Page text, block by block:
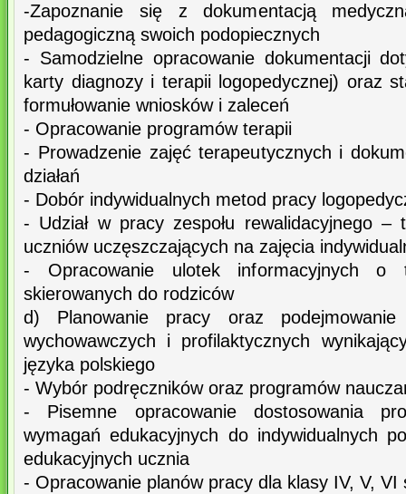
-Zapoznanie się z dokumentacją
pedagogiczną swoich podopiecznych
- Samodzielne opracowanie dokumentacji
karty diagnozy i terapii logopedycznej) oraz
formułowanie wniosków i zaleceń
- Opracowanie programów terapii
- Prowadzenie zajęć terapeutycznych i
działań
- Dobór indywidualnych metod pracy
- Udział w pracy zespołu rewalidacyjnego –
uczniów uczęszczających na zajęcia
- Opracowanie ulotek informacyjnych o
skierowanych do rodziców
d) Planowanie pracy oraz podejmowanie
wychowawczych i profilaktycznych
języka polskiego
- Wybór podręczników oraz programów
- Pisemne opracowanie dostosowania
wymagań edukacyjnych do indywidualnych
edukacyjnych ucznia
- Opracowanie planów pracy dla klasy IV, V, VI